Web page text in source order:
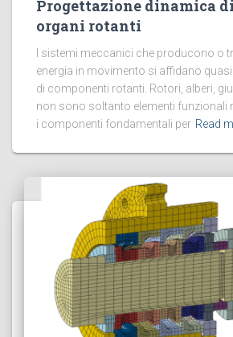
Progettazione dinamica
organi rotanti
I sistemi meccanici che producono o
energia in movimento si affidano
di componenti rotanti. Rotori, alberi,
non sono soltanto elementi funzionali
i componenti fondamentali per Read